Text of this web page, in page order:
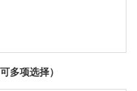
多项选择）